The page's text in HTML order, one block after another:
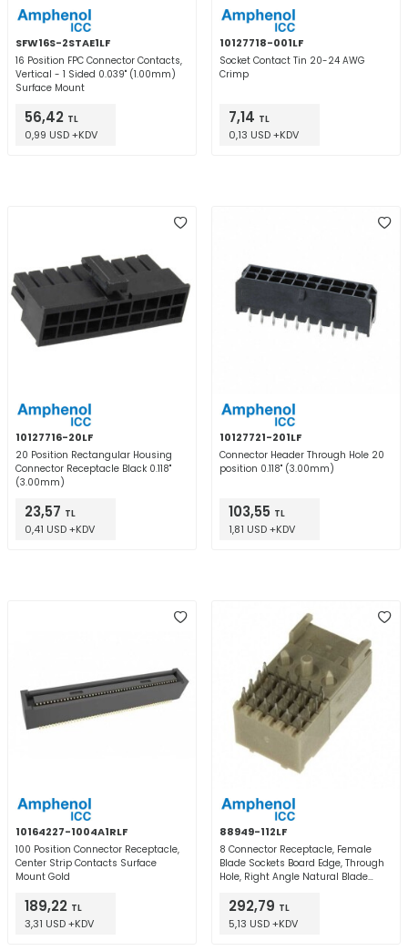
SFW16S-2STAE1LF
16 Position FPC Connector Contacts,
Vertical - 1 Sided 0.039" (1.00mm)
Surface Mount
56,42 TL
0,99 USD +KDV
10127718-001LF
Socket Contact Tin 20-24 AWG
Crimp
7,14 TL
0,13 USD +KDV
10127716-20LF
20 Position Rectangular Housing
Connector Receptacle Black 0.118"
(3.00mm)
23,57 TL
0,41 USD +KDV
10127721-201LF
Connector Header Through Hole 20
position 0.118" (3.00mm)
103,55 TL
1,81 USD +KDV
10164227-1004A1RLF
100 Position Connector Receptacle,
Center Strip Contacts Surface
Mount Gold
189,22 TL
3,31 USD +KDV
88949-112LF
8 Connector Receptacle, Female
Blade Sockets Board Edge, Through
Hole, Right Angle Natural Blade
292,79 TL
5,13 USD +KDV